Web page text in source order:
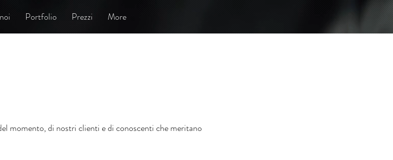
Portfolio Prezzi More
momento, di nostri clienti e di conoscenti che meritano